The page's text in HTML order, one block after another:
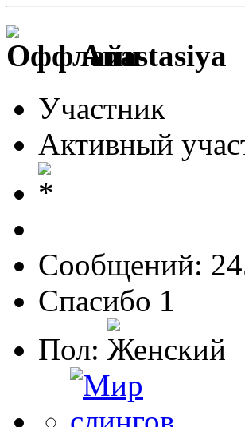
Anastasiya
Участник
Активный
Сообщений:
Спасибо 1
Пол: